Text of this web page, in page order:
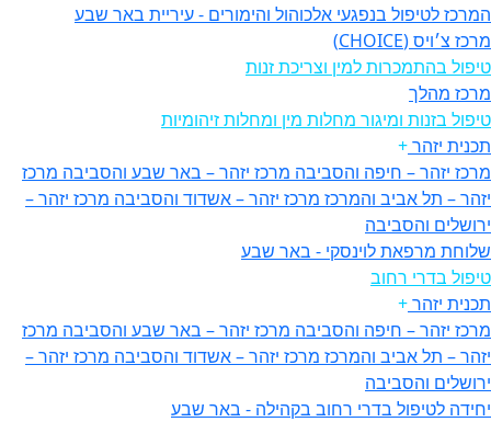
המרכז לטיפול בנפגעי אלכוהול והימורים - עיריית באר שבע
מרכז צ׳ויס (CHOICE)
טיפול בהתמכרות למין וצריכת זנות
מרכז מהלך
טיפול בזנות ומיגור מחלות מין ומחלות זיהומיות
תכנית יזהר+
מרכז יזהר – חיפה והסביבה מרכז יזהר – באר שבע והסביבה מרכז
יזהר – תל אביב והמרכז מרכז יזהר – אשדוד והסביבה מרכז יזהר –
ירושלים והסביבה
שלוחת מרפאת לוינסקי - באר שבע
טיפול בדרי רחוב
תכנית יזהר+
מרכז יזהר – חיפה והסביבה מרכז יזהר – באר שבע והסביבה מרכז
יזהר – תל אביב והמרכז מרכז יזהר – אשדוד והסביבה מרכז יזהר –
ירושלים והסביבה
יחידה לטיפול בדרי רחוב בקהילה - באר שבע